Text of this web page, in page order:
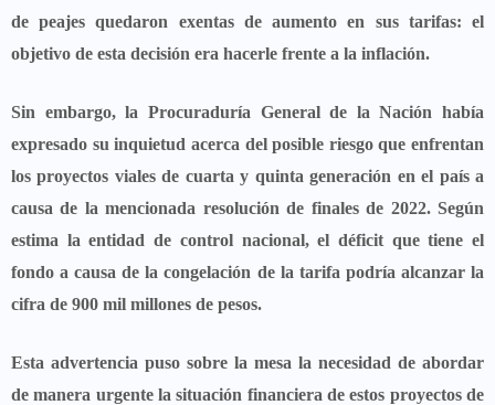
de peajes quedaron exentasde aumento en sus tarifas: el
objetivo de esta decisión era hacerle frente a la inflación.
Sin embargo, la Procuraduría General de la Nación había
expresado su inquietud acerca del posible riesgo que enfrentan
los proyectos viales de cuarta y quinta generación en el país a
causa de la mencionada resolución de finales de 2022. Según
estima la entidad de control nacional,el déficit que tiene el
fondo a causa de la congelación de la tarifa podría alcanzar la
cifra de 900 mil millones de pesos.
Esta advertencia puso sobre la mesa la necesidad de abordar
de manera urgente la situación financiera de estos proyectos de